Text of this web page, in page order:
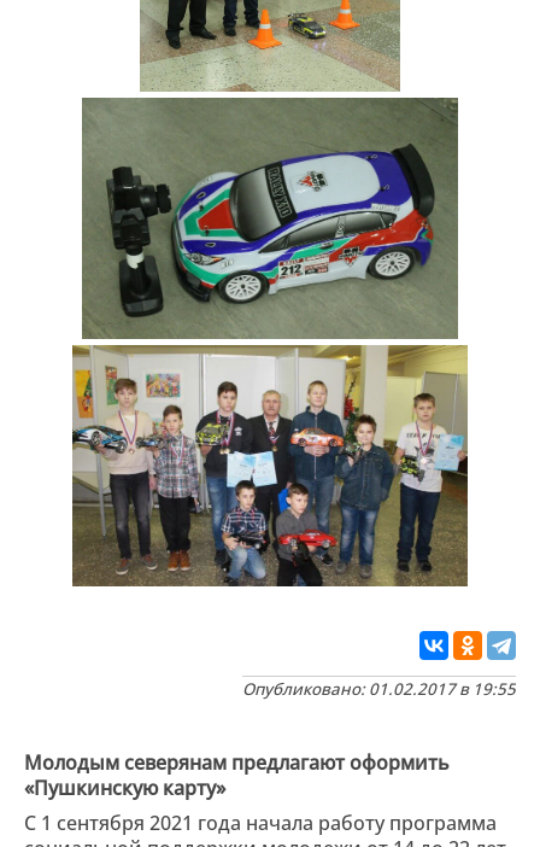
Опубликовано: 01.02.2017 в 19:55
Молодым северянам предлагают оформить
«Пушкинскую карту»
C 1 сентября 2021 года начала работу программа